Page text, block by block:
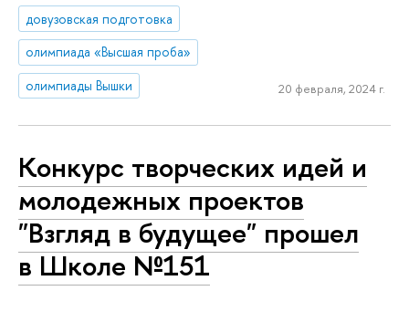
довузовская подготовка
олимпиада «Высшая проба»
олимпиады Вышки
20 февраля, 2024 г.
Конкурс творческих идей и
молодежных проектов
"Взгляд в будущее" прошел
в Школе №151